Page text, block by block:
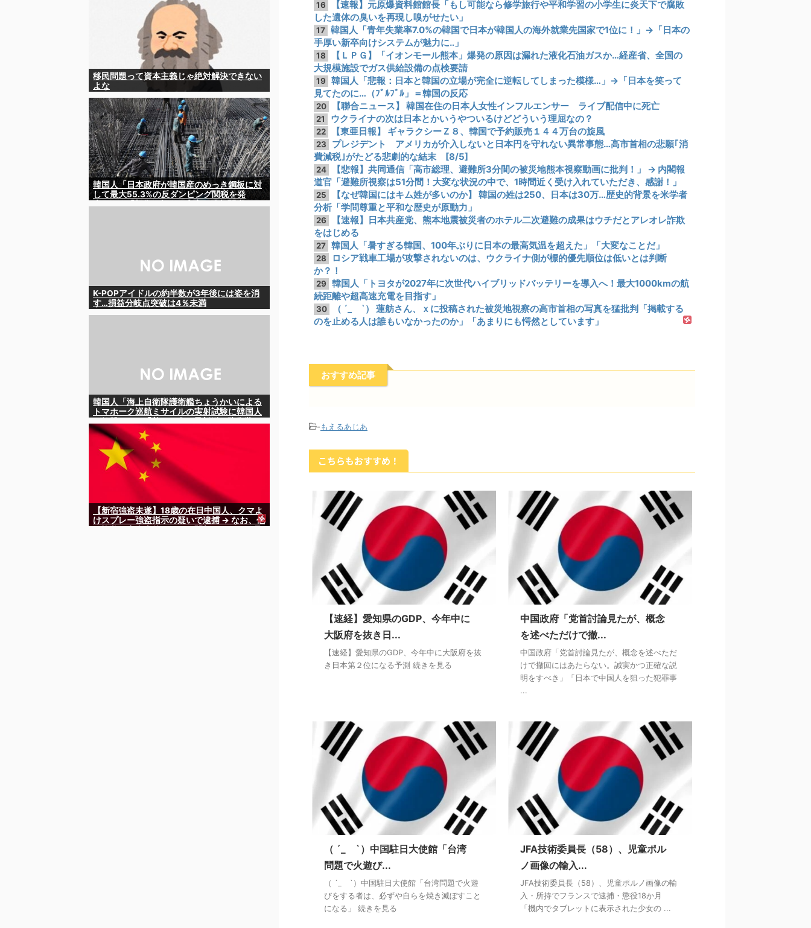
16
【速報】元原爆資料館館長「もし可能なら修学旅行や平和学習の小学生に炎天下で腐敗
した遺体の臭いを再現し嗅がせたい」
17 韓国人「青年失業率7.0%の韓国で日本が韓国人の海外就業先国家で1位に！」→「日本の
手厚い新卒向けシステムが魅力に‥」
18
【ＬＰＧ】「イオンモール熊本」爆発の原因は漏れた液化石油ガスか…経産省、全国の
大規模施設でガス供給設備の点検要請
19
韓国人「悲報：日本と韓国の立場が完全に逆転してしまった模様…」→「日本を笑って
見てたのに…（ﾌﾞﾙﾌﾞﾙ」＝韓国の反応
20 【聯合ニュース】 韓国在住の日本人女性インフルエンサー ライブ配信中に死亡
21 ウクライナの次は日本とかいうやついるけどどういう理屈なの？
22 【東亜日報】 ギャラクシーＺ８、韓国で予約販売１４４万台の旋風
23
プレジデント アメリカが介入しないと日本円を守れない異常事態…高市首相の悲願｢消
費減税｣がたどる悲劇的な結末 [8/5]
24
【悲報】共同通信「高市総理、避難所3分間の被災地熊本視察動画に批判！」 → 内閣報
道官「避難所視察は51分間！大変な状況の中で、1時間近く受け入れていただき、感謝！」
25
【なぜ韓国にはキム姓が多いのか】 韓国の姓は250、日本は30万…歴史的背景を米学者
分析「学問尊重と平和な歴史が原動力」
26
【速報】日本共産党、熊本地震被災者のホテル二次避難の成果はウチだとアレオレ詐欺
をはじめる
27 韓国人「暑すぎる韓国、100年ぶりに日本の最高気温を超えた」「大変なことだ」
28
ロシア戦車工場が攻撃されないのは、ウクライナ側が標的優先順位は低いとは判断
か？！
29
韓国人「トヨタが2027年に次世代ハイブリッドバッテリーを導入へ！最大1000kmの航
続距離や超高速充電を目指す」
30
（ ´_ゝ`） 蓮舫さん、ｘに投稿された被災地視察の高市首相の写真を猛批判「掲載する
のを止める人は誰もいなかったのか」「あまりにも愕然としています」
おすすめ記事
-もえるあじあ
こちらもおすすめ！
【速経】愛知県のGDP、今年中に
大阪府を抜き日...
【速経】愛知県のGDP、今年中に大阪府を抜
き日本第２位になる予測 続きを見る
中国政府「党首討論見たが、概念
を述べただけで撤...
中国政府「党首討論見たが、概念を述べただ
けで撤回にはあたらない。誠実かつ正確な説
明をすべき」「日本で中国人を狙った犯罪事
...
（ ´_ゝ`）中国駐日大使館「台湾
問題で火遊び...
（ ´_ゝ`）中国駐日大使館「台湾問題で火遊
びをする者は、必ずや自らを焼き滅ぼすこと
になる」 続きを見る
JFA技術委員長（58）、児童ポル
ノ画像の輸入...
JFA技術委員長（58）、児童ポルノ画像の輸
入・所持でフランスで逮捕・懲役18か月
「機内でタブレットに表示された少女の ...
移民問題って資本主義じゃ絶対解決できない
よな
韓国人「日本政府が韓国産のめっき鋼板に対
して最大55.3%の反ダンピング関税を発
K-POPアイドルの約半数が3年後には姿を消
す…損益分岐点突破は4％未満
韓国人「海上自衛隊護衛艦ちょうかいによる
トマホーク巡航ミサイルの実射試験に韓国人
備‥」
【新宿強盗未遂】18歳の在日中国人、クマよ
けスプレー強盗指示の疑いで逮捕 → なお、他